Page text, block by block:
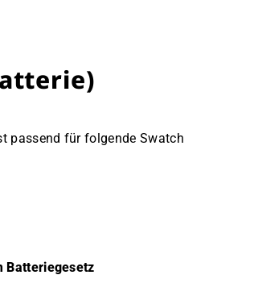
passend für folgende Swatch
Batteriegesetz